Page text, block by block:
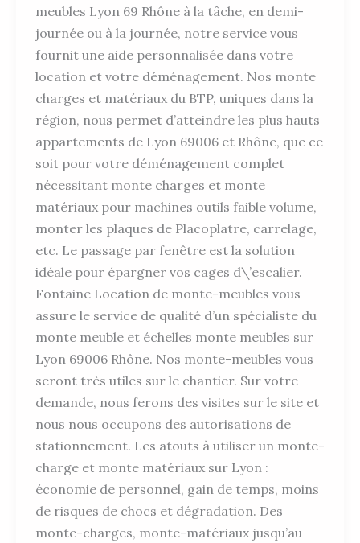
meubles Lyon 69 Rhône à la tâche, en demi-
journée ou à la journée, notre service vous
fournit une aide personnalisée dans votre
location et votre déménagement. Nos monte
charges et matériaux du BTP, uniques dans la
région, nous permet d’atteindre les plus hauts
appartements de Lyon 69006 et Rhône, que ce
soit pour votre déménagement complet
nécessitant monte charges et monte
matériaux pour machines outils faible volume,
monter les plaques de Placoplatre, carrelage,
etc. Le passage par fenêtre est la solution
idéale pour épargner vos cages d\’escalier.
Fontaine Location de monte-meubles vous
assure le service de qualité d’un spécialiste du
monte meuble et échelles monte meubles sur
Lyon 69006 Rhône. Nos monte-meubles vous
seront très utiles sur le chantier. Sur votre
demande, nous ferons des visites sur le site et
nous nous occupons des autorisations de
stationnement. Les atouts à utiliser un monte-
charge et monte matériaux sur Lyon :
économie de personnel, gain de temps, moins
de risques de chocs et dégradation. Des
monte-charges, monte-matériaux jusqu’au